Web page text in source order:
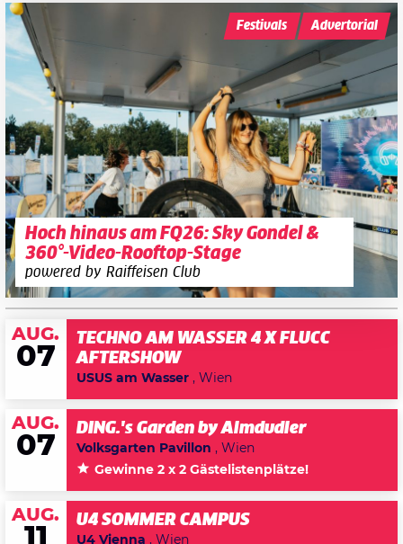
Hoch hinaus am FQ26: Sky Gondel &
360°-Video-Rooftop-Stage
powered by Raiffeisen Club
Festivals Advertorial
AUG.
07
TECHNO AM WASSER 4 X FLUCC
AFTERSHOW
USUS am Wasser , Wien
AUG.
07
DING.'s Garden by Almdudler
Volksgarten Pavillon , Wien
Gewinne 2 x 2 Gästelistenplätze!
AUG. U4 SOMMER CAMPUS
U4 Vienna , Wien